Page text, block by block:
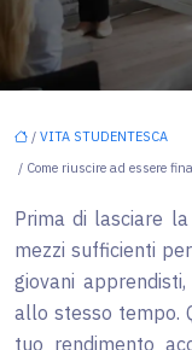
/ VITA STUDENTESCA
/ Come riuscire ad essere
Prima di lasciare
mezzi sufficienti
giovani
allo stesso tempo.
tuo rendimento